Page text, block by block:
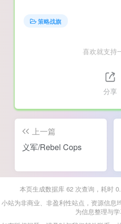
策略战旗
喜欢就支持
分享
上一篇
义军/Rebel Cops
本页生成数据库 62 次查询，耗时
小站为非商业、非盈利性站点，资源信息
为信息整理与学